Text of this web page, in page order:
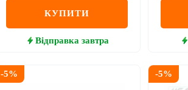
КУПИТИ
Відправка завтра
-5% -5%